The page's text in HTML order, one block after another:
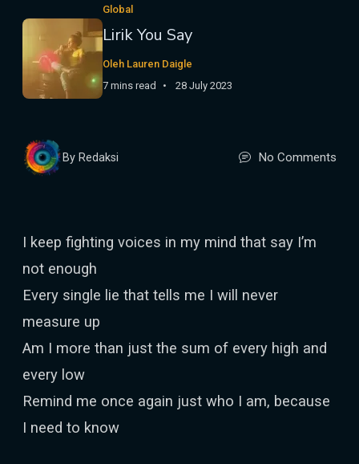
Global
Lirik You Say
Oleh Lauren Daigle
7 mins read
28 July 2023
By Redaksi No Comments
I keep fighting voices in my mind that say I’m
not enough
Every single lie that tells me I will never
measure up
Am I more than just the sum of every high and
every low
Remind me once again just who I am, because
I need to know